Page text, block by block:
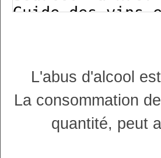
L'abus d'alcool
La consommation
quantité, peut